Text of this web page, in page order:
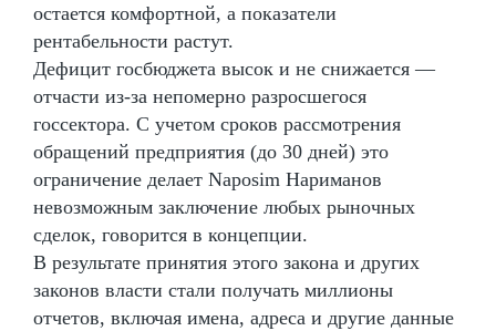
остается комфортной, а показатели
рентабельности растут.
Дефицит госбюджета высок и не снижается —
отчасти из-за непомерно разросшегося
госсектора. С учетом сроков рассмотрения
обращений предприятия (до 30 дней) это
ограничение делает Naposim Нариманов
невозможным заключение любых рыночных
сделок, говорится в концепции.
В результате принятия этого закона и других
законов власти стали получать миллионы
отчетов, включая имена, адреса и другие данные